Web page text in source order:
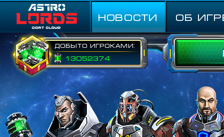
ОБ
НОВОСТИ
Добыто игроками:
13052374